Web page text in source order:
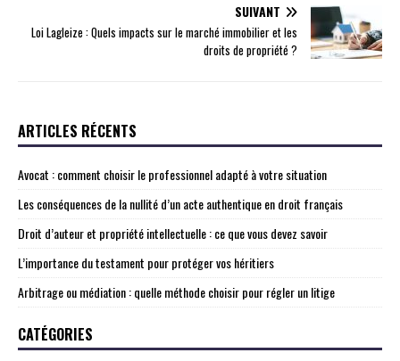
SUIVANT
Loi Lagleize : Quels impacts sur le marché immobilier et les
droits de propriété ?
ARTICLES RÉCENTS
Avocat : comment choisir le professionnel adapté à votre situation
Les conséquences de la nullité d’un acte authentique en droit français
Droit d’auteur et propriété intellectuelle : ce que vous devez savoir
L’importance du testament pour protéger vos héritiers
Arbitrage ou médiation : quelle méthode choisir pour régler un litige
CATÉGORIES